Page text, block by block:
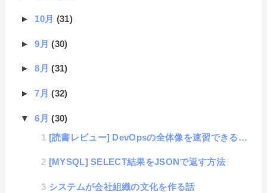
► 10月 (31)
►9月(30)
►8月(31)
►7月(32)
▼6月(30)
[読書レビュー] DevOpsの全体像を速習できる電子書籍 (DevOps For Dummies)
[MYSQL] SELECT結果をJSONで返す方法
システムが会社組織の文化を作る話